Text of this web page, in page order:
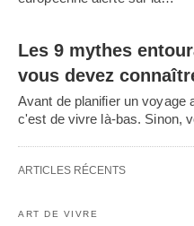
Les 9 mythes
vous devez
Avant de planifier un
c'est de vivre là-bas. Sinon,
ARTICLES RÉCENTS
ART DE VIVRE